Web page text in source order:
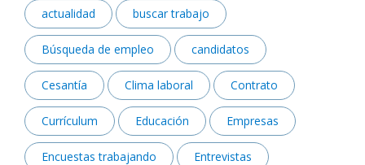
actualidad buscar trabajo
Búsqueda de empleo candidatos
Cesantía Clima laboral Contrato
Currículum Educación Empresas
Encuestas trabajando Entrevistas